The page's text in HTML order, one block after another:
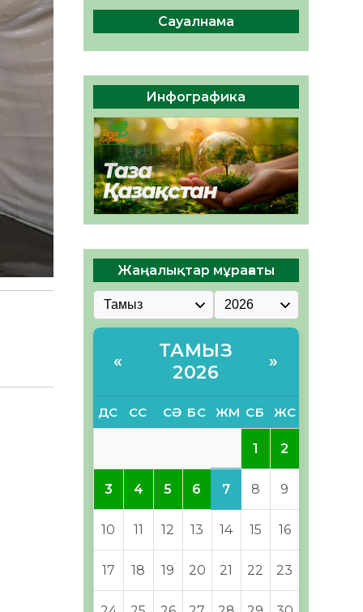
Руслан Рүстемұлы облыс
әкімінің кеңесшісі болып
тағайындалды
05.08.2026
37 0
Сауалнама
Инфографика
Жаңалықтар мұрағаты
«
ТАМЫЗ
2026
»
ДС СС СӘ БС ЖМ СБ ЖС
1 2
3 4 5 6 7 8 9
10 11 12 13 14 15 16
17 18 19 20 21 22 23